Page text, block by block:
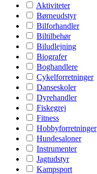
Aktiviteter
Børneudstyr
Bilforhandler
Biltilbehør
Biludlejning
Biografer
Boghandlere
Cykelforretninger
Danseskoler
Dyrehandler
Fiskegrej
Fitness
Hobbyforretninger
Hundesaloner
Instrumenter
Jagtudstyr
Kampsport